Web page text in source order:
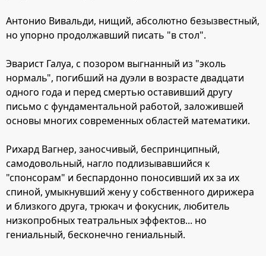
Антонио Вивальди, нищий, абсолютно безызвестный,
но упорно продолжавший писать "в стол".
Эварист Галуа, с позором выгнанный из "эколь
нормаль", погибший на дуэли в возрасте двадцати
одного года и перед смертью оставивший другу
письмо с фундаментальной работой, заложившей
основы многих современных областей математики.
Рихард Вагнер, заносчивый, беспринципный,
самодовольный, нагло подлизывавшийся к
"спонсорам" и беспардонно поносивший их за их
спиной, умыкнувший жену у собственного дирижера
и близкого друга, трюкач и фокусник, любитель
низкопробных театральных эффектов... но
гениальный, бесконечно гениальный.